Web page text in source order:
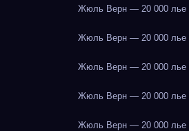
Жюль Верн — 20 000 лье
Жюль Верн — 20 000 лье
Жюль Верн — 20 000 лье
Жюль Верн — 20 000 лье
Жюль Верн — 20 000 лье